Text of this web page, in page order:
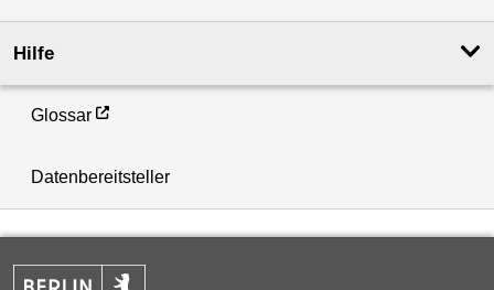
Hilfe
Glossar
Datenbereitsteller